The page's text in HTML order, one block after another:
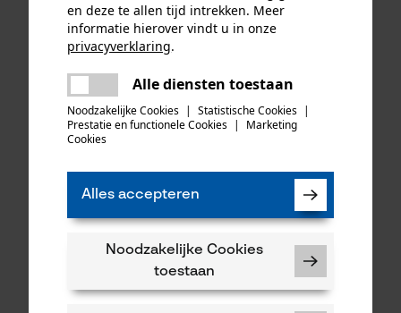
KOX zaagkettingen half
haaks 325", 1.6 mm, 74
aandrijfschakels, 3 stuks
tanden incl. aandrijfring bijv.
geschikt voor Husqvarna
en deze te allen tijd intrekken. Meer
informatie hierover vindt u in onze
privacyverklaring.
Alle diensten toestaan
Noodzakelijke Cookies | Statistische Cookies |
Prestatie en functionele Cookies |
Marketing
Cookies
Alles accepteren
Noodzakelijke Cookies
toestaan
Er is een fout opgetreden. Gelieve
het opnieuw te proberen.
delen
mail